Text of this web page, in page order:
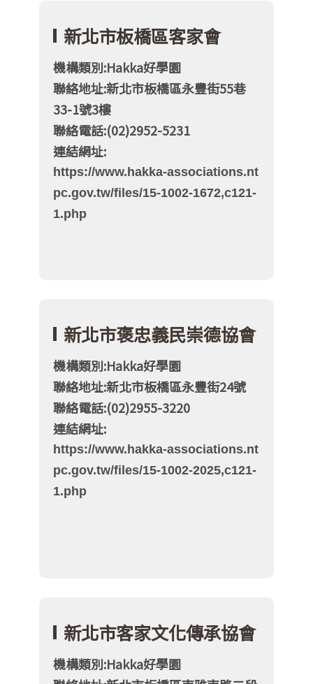
新北市板橋區客家會
機構類別:Hakka好學園
聯絡地址:新北市板橋區永豐街55巷
33-1號3樓
聯絡電話:(02)2952-5231
連結網址:
https://www.hakka-associations.nt
pc.gov.tw/files/15-1002-1672,c121-
1.php
新北市褒忠義民崇德協會
機構類別:Hakka好學園
聯絡地址:新北市板橋區永豐街24號
聯絡電話:(02)2955-3220
連結網址:
https://www.hakka-associations.nt
pc.gov.tw/files/15-1002-2025,c121-
1.php
新北市客家文化傳承協會
機構類別:Hakka好學園